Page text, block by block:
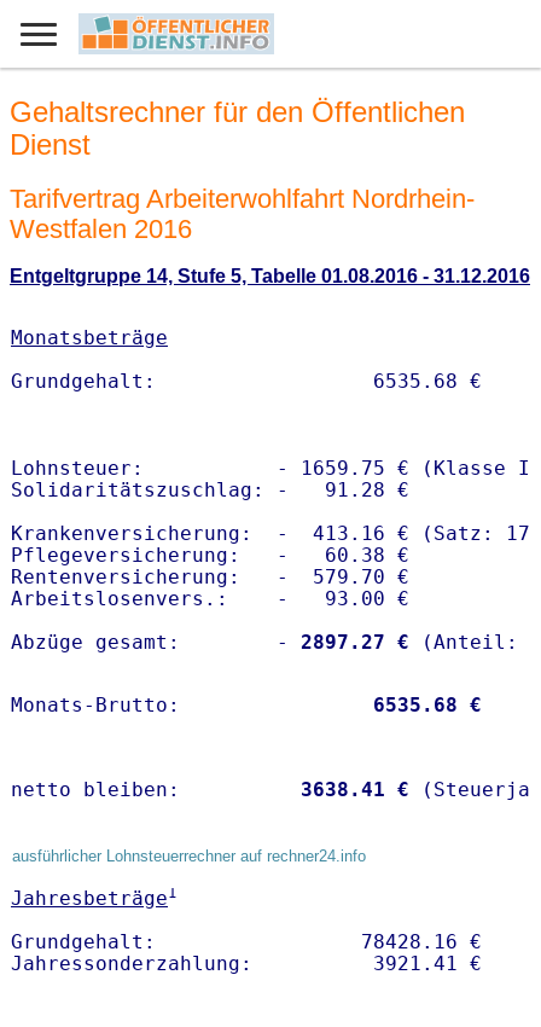
Gehaltsrechner für den Öffentlichen
Dienst
Tarifvertrag Arbeiterwohlfahrt Nordrhein-
Westfalen 2016
Entgeltgruppe 14, Stufe 5, Tabelle 01.08.2016 - 31.12.2016
Monatsbeträge
Lohnsteuer:           - 1659.75 € (Klasse I)
Solidaritätszuschlag: -   91.28 €
Krankenversicherung:  -  413.16 € (Satz:
Pflegeversicherung:   -   60.38 €
Rentenversicherung:   -  579.70 €
Arbeitslosenvers.:    -   93.00 €
Abzüge gesamt:        -
2897.27 €
Monats-Brutto: 6535.68 €
netto bleiben: 3638.41 €
ausführlicher Lohnsteuerrechner auf rechner24.info
Jahresbeträge1
Grundgehalt:                 78428.16 €